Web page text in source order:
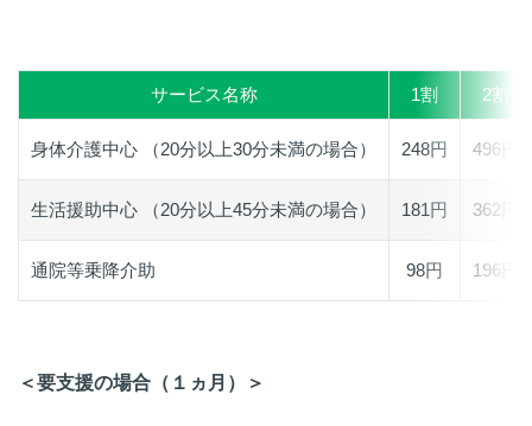
サービス名称 1割 2割
身体介護中心 （20分以上30分未満の場合） 248円 496円
生活援助中心 （20分以上45分未満の場合） 181円 362円
通院等乗降介助 98円 196円
＜要支援の場合（１ヵ月）＞